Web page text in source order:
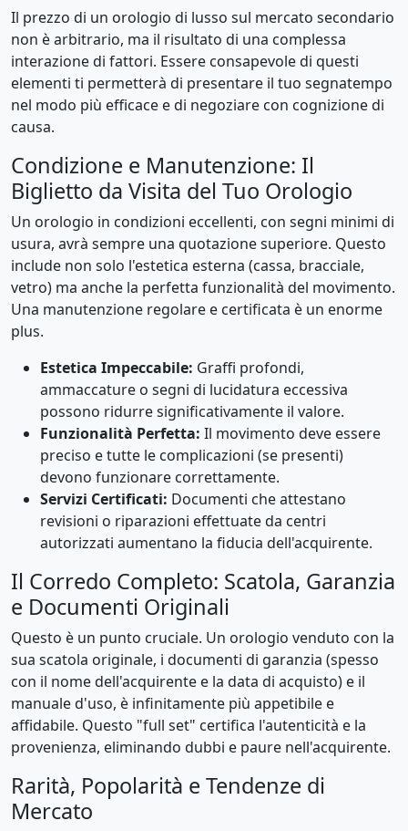
Il prezzo di un orologio di lusso sul mercato secondario
non è arbitrario, ma il risultato di una complessa
interazione di fattori. Essere consapevole di questi
elementi ti permetterà di presentare il tuo segnatempo
nel modo più efficace e di negoziare con cognizione di
causa.
Condizione e Manutenzione: Il
Biglietto da Visita del Tuo Orologio
Un orologio in condizioni eccellenti, con segni minimi di
usura, avrà sempre una quotazione superiore. Questo
include non solo l'estetica esterna (cassa, bracciale,
vetro) ma anche la perfetta funzionalità del movimento.
Una manutenzione regolare e certificata è un enorme
plus.
Estetica Impeccabile: Graffi profondi,
ammaccature o segni di lucidatura eccessiva
possono ridurre significativamente il valore.
Funzionalità Perfetta: Il movimento deve essere
preciso e tutte le complicazioni (se presenti)
devono funzionare correttamente.
Servizi Certificati: Documenti che attestano
revisioni o riparazioni effettuate da centri
autorizzati aumentano la fiducia dell'acquirente.
Il Corredo Completo: Scatola, Garanzia
e Documenti Originali
Questo è un punto cruciale. Un orologio venduto con la
sua scatola originale, i documenti di garanzia (spesso
con il nome dell'acquirente e la data di acquisto) e il
manuale d'uso, è infinitamente più appetibile e
affidabile. Questo "full set" certifica l'autenticità e la
provenienza, eliminando dubbi e paure nell'acquirente.
Rarità, Popolarità e Tendenze di
Mercato